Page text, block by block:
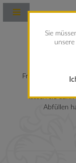
Sie
Frische, klare
lassen sie
Abfüllen